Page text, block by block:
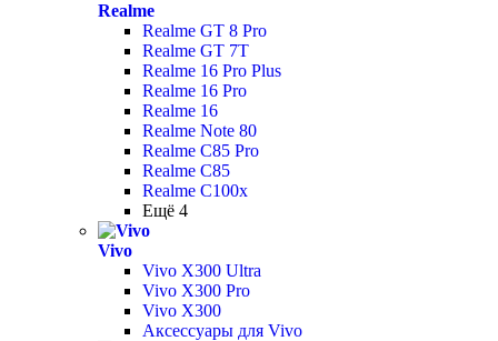
Realme
Realme GT 8 Pro
Realme GT 7T
Realme 16 Pro Plus
Realme 16 Pro
Realme 16
Realme Note 80
Realme C85 Pro
Realme C85
Realme C100x
Ещё 4
Vivo
Vivo X300 Ultra
Vivo X300 Pro
Vivo X300
Аксессуары для Vivo